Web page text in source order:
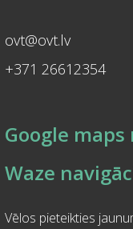
ovt@ovt.lv
+371 26612354
Google
Waze
Vēlos pieteikties